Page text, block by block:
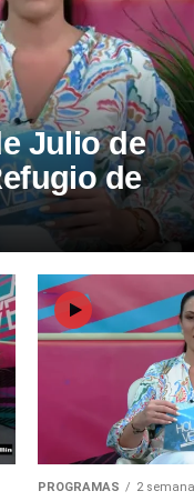
Julio de
de
PROGRAMAS 2